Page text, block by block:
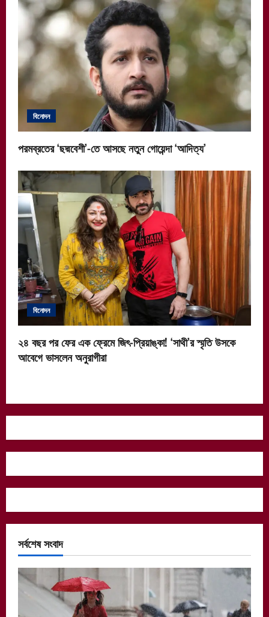
বিনোদন
পরমব্রতের ‘ছদ্মবেশী’-তে আসছে নতুন গোয়েন্দা ‘আদিত্য’
বিনোদন
২৪ বছর পর ফের এক ফ্রেমে জিৎ-প্রিয়াঙ্কা! ‘সাথী’র স্মৃতি উসকে
আবেগে ভাসলেন অনুরাগীরা
সর্বশেষ সংবাদ